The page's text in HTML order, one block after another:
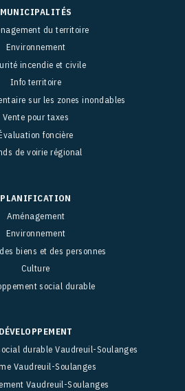
MUNICIPALITÉS
du territoire
Environnement
incendie et civile
Info territoire
sur les zones inondables
Vente pour taxes
foncière
de voirie régional
PLANIFICATION
Aménagement
Environnement
biens et des personnes
Culture
social durable
DÉVELOPPEMENT
durable Vaudreuil-Soulanges
Vaudreuil-Soulanges
Vaudreuil-Soulanges